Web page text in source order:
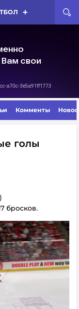
Комменты
голы
бросков.